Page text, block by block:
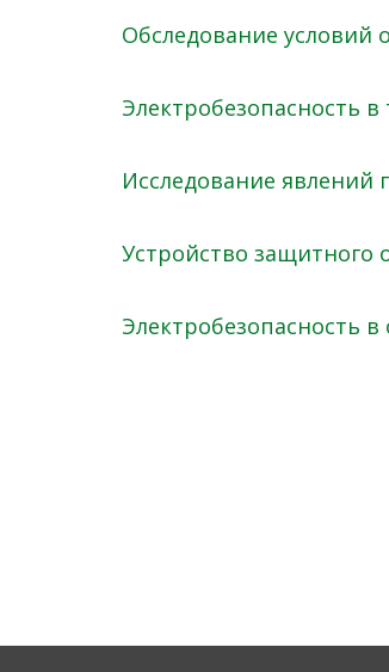
Обследование условий
Электробезопасность
Исследование явлений
Устройство защитного
Электробезопасность